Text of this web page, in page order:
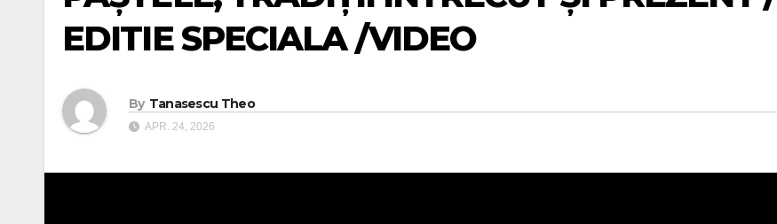
EDITIE SPECIALA /VIDEO
By Tanasescu Theo
APR. 24, 2026